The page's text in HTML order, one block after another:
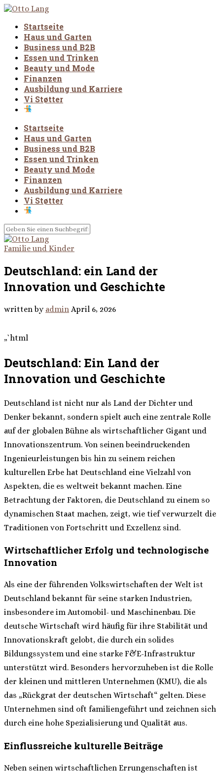
Startseite
Haus und Garten
Business und B2B
Essen und Trinken
Beauty und Mode
Finanzen
Ausbildung und Karriere
Vi Støtter
Startseite
Haus und Garten
Business und B2B
Essen und Trinken
Beauty und Mode
Finanzen
Ausbildung und Karriere
Vi Støtter
Familie und Kinder
Deutschland: ein Land der
Innovation und Geschichte
written by admin April 6, 2026
„`html
Deutschland: Ein Land der
Innovation und Geschichte
Deutschland ist nicht nur als Land der Dichter und
Denker bekannt, sondern spielt auch eine zentrale Rolle
auf der globalen Bühne als wirtschaftlicher Gigant und
Innovationszentrum. Von seinen beeindruckenden
Ingenieurleistungen bis hin zu seinem reichen
kulturellen Erbe hat Deutschland eine Vielzahl von
Aspekten, die es weltweit bekannt machen. Eine
Betrachtung der Faktoren, die Deutschland zu einem so
dynamischen Staat machen, zeigt, wie tief verwurzelt die
Traditionen von Fortschritt und Exzellenz sind.
Wirtschaftlicher Erfolg und technologische
Innovation
Als eine der führenden Volkswirtschaften der Welt ist
Deutschland bekannt für seine starken Industrien,
insbesondere im Automobil- und Maschinenbau. Die
deutsche Wirtschaft wird häufig für ihre Stabilität und
Innovationskraft gelobt, die durch ein solides
Bildungssystem und eine starke F&E-Infrastruktur
unterstützt wird. Besonders hervorzuheben ist die Rolle
der kleinen und mittleren Unternehmen (KMU), die als
das „Rückgrat der deutschen Wirtschaft“ gelten. Diese
Unternehmen sind oft familiengeführt und zeichnen sich
durch eine hohe Spezialisierung und Qualität aus.
Einflussreiche kulturelle Beiträge
Neben seinen wirtschaftlichen Errungenschaften ist